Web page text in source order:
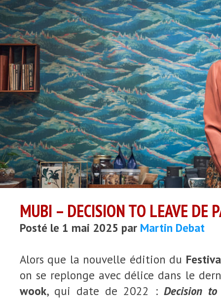
MUBI – DECISION TO LEAVE DE
Posté le 1 mai 2025 par Martin Debat
Alors que la nouvelle édition du
on se replonge avec délice dans le
wook, qui date de 2022 : Decision to